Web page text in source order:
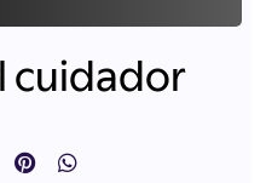
cuidador